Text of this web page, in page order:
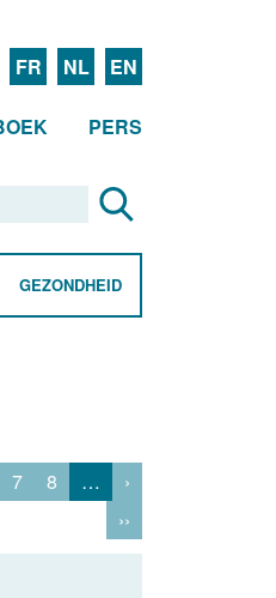
FR NL EN
PERS
GEZONDHEID
7 8 …
›
››